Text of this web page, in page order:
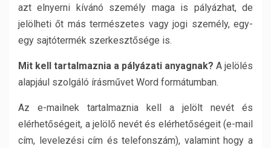
azt elnyerni kívánó személy maga is pályázhat, de
jelölheti őt más természetes vagy jogi személy, egy-
egy sajtótermék szerkesztősége is.
Mit kell tartalmaznia a pályázati anyagnak? A jelölés
alapjául szolgáló írásművet Word formátumban.
Az e-mailnek tartalmaznia kell a jelölt nevét és
elérhetőségeit, a jelölő nevét és elérhetőségeit (e-mail
cím, levelezési cím és telefonszám), valamint hogy a